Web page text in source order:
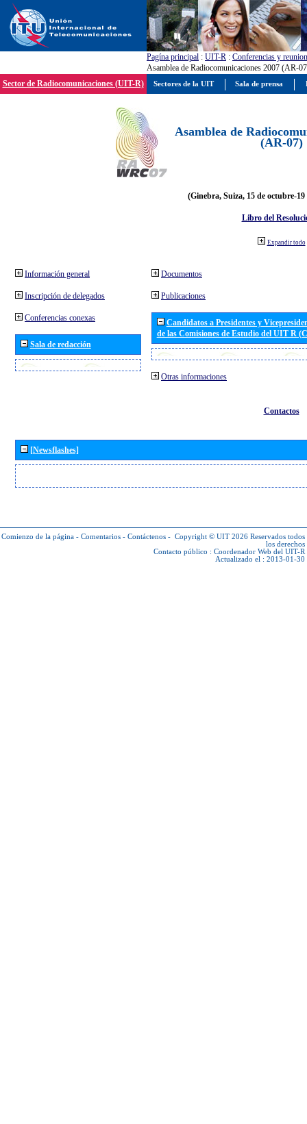
Pagína principal : UIT-R : Conferencias y
Asamblea de Radiocomunicaciones 2007 (AR-
Sector de Radiocomunicaciones (UIT-R)
Asamblea de
(AR-07)
(Ginebra, Suiza, 15 de octubre-19
Libro del
Expandir todo
Información general
Inscripción de delegados
Conferencias conexas
Sala de redacción
Documentos
Publicaciones
Candidatos a Presidentes y
de las Comisiones de Estudio del UIT R
Otras informaciones
Contactos
[Newsflashes]
Comienzo de la página - Comentarios - Contáctenos - Copyright © UIT 2026 Reservados todos
los derechos
Contacto público : Coordenador Web del UIT-R
Actualizado el : 2013-01-30
Sectores de la UIT Sala de prensa